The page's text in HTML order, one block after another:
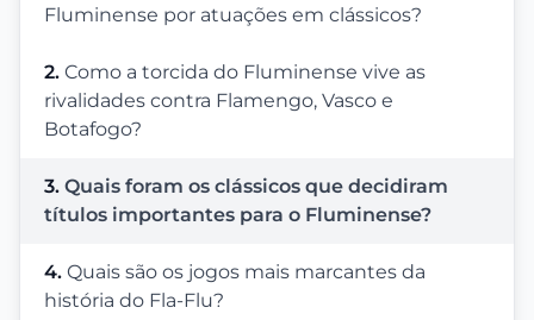
Fluminense por atuações em clássicos?
2. Como a torcida do Fluminense vive as
rivalidades contra Flamengo, Vasco e
Botafogo?
3. Quais foram os clássicos que decidiram
títulos importantes para o Fluminense?
4. Quais são os jogos mais marcantes da
história do Fla-Flu?